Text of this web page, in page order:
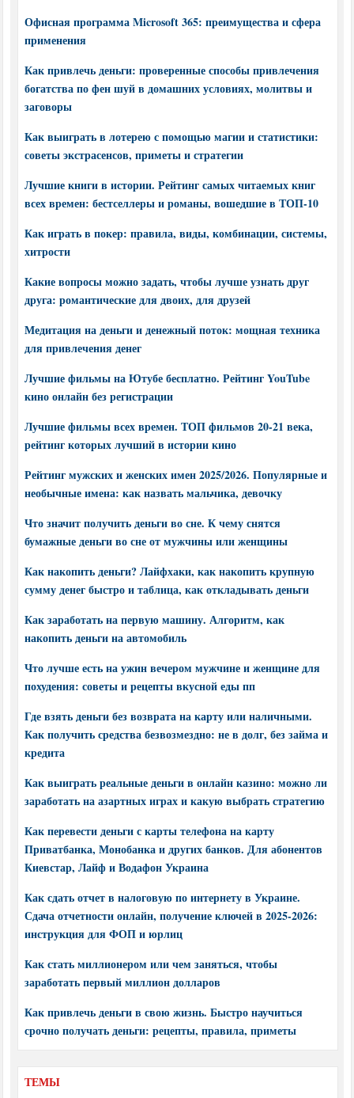
Офисная программа Microsoft 365: преимущества и сфера
применения
Как привлечь деньги: проверенные способы привлечения
богатства по фен шуй в домашних условиях, молитвы и
заговоры
Как выиграть в лотерею с помощью магии и статистики:
советы экстрасенсов, приметы и стратегии
Лучшие книги в истории. Рейтинг самых читаемых книг
всех времен: бестселлеры и романы, вошедшие в ТОП-10
Как играть в покер: правила, виды, комбинации, системы,
хитрости
Какие вопросы можно задать, чтобы лучше узнать друг
друга: романтические для двоих, для друзей
Медитация на деньги и денежный поток: мощная техника
для привлечения денег
Лучшие фильмы на Ютубе бесплатно. Рейтинг YouTube
кино онлайн без регистрации
Лучшие фильмы всех времен. ТОП фильмов 20-21 века,
рейтинг которых лучший в истории кино
Рейтинг мужских и женских имен 2025/2026. Популярные и
необычные имена: как назвать мальчика, девочку
Что значит получить деньги во сне. К чему снятся
бумажные деньги во сне от мужчины или женщины
Как накопить деньги? Лайфхаки, как накопить крупную
сумму денег быстро и таблица, как откладывать деньги
Как заработать на первую машину. Алгоритм, как
накопить деньги на автомобиль
Что лучше есть на ужин вечером мужчине и женщине для
похудения: советы и рецепты вкусной еды пп
Где взять деньги без возврата на карту или наличными.
Как получить средства безвозмездно: не в долг, без займа и
кредита
Как выиграть реальные деньги в онлайн казино: можно ли
заработать на азартных играх и какую выбрать стратегию
Как перевести деньги с карты телефона на карту
Приватбанка, Монобанка и других банков. Для абонентов
Киевстар, Лайф и Водафон Украина
Как сдать отчет в налоговую по интернету в Украине.
Сдача отчетности онлайн, получение ключей в 2025-2026:
инструкция для ФОП и юрлиц
Как стать миллионером или чем заняться, чтобы
заработать первый миллион долларов
Как привлечь деньги в свою жизнь. Быстро научиться
срочно получать деньги: рецепты, правила, приметы
ТЕМЫ